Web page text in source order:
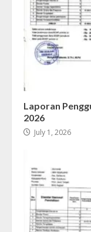
Laporan
2026
July 1, 2026